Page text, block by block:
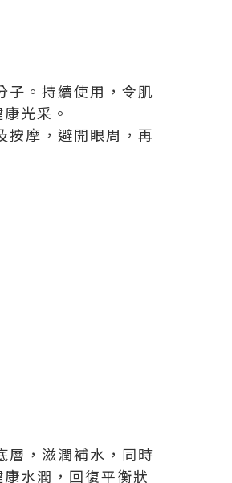
子。持續使用，令肌
光采。
按摩，避開眼周，再
層，滋潤補水，同時
水潤，回復平衡狀